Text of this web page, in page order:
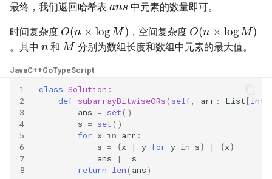
32.3. 从上到下打印二叉树 III
33. 二叉搜索树的后序遍历序
列
34. 二叉树中和为某一值的路
35. 复杂链表的复制
36. 二叉搜索树与双向链表
30. 插入、删除和随机访问都
是 O(1) 的容器
31. 最近最少使用缓存
32. 有效的变位词
33. 变位词组
4.10. 检查子树
4.12. 求和路径
5.1. 插入
5.2. 二进制数转字符串
5.3. 翻转数位
5.4. 下一个数
最终，我们返回哈希表 中元素的数量即可。
时间复杂度
O ( log M )
，空间复杂度
O ( log M )
。其中
n
和
M
分别为数组长度和数组中元素的最大值。
JavaC++GoTypeScript
1
2
3
4
5
6
7
8
class Solution :
def subarrayBitwiseORs( self, arr : List[int
ans = set()
s = set()
for x in arr :
s = {x | y for y in s} | {x}
ans
|= s
return len( ans)